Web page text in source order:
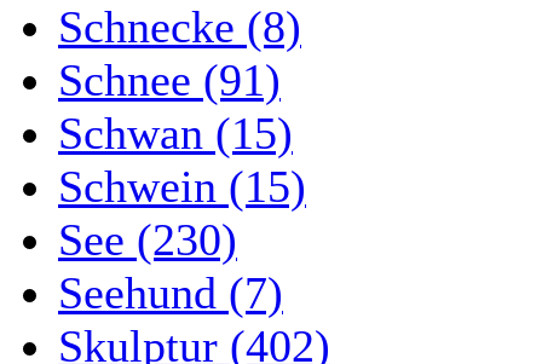
Schnecke (8)
Schnee (91)
Schwan (15)
Schwein (15)
See (230)
Seehund (7)
Skulptur (402)